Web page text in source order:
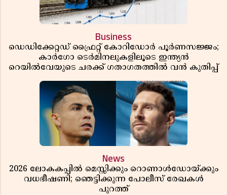
Business
ഡെഡിക്കേറ്റഡ് ഫ്രൈറ്റ് കോറിഡോർ പൂർണസജ്ജം;
കാർഗോ ടെർമിനലുകളിലൂടെ ഇന്ത്യൻ
റെയിൽവേയുടെ ചരക്ക് ഗതാഗതത്തിൽ വൻ കുതിപ്പ്
News
2026 ലോകകപ്പിൽ മെസ്സിക്കും റൊണാൾഡോയ്ക്കും
വധഭീഷണി; ഞെട്ടിക്കുന്ന പോലീസ് രേഖകൾ
പുറത്ത്